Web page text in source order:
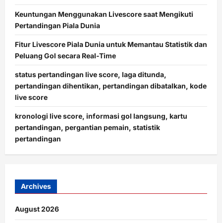
Keuntungan Menggunakan Livescore saat Mengikuti
Pertandingan Piala Dunia
Fitur Livescore Piala Dunia untuk Memantau Statistik dan
Peluang Gol secara Real-Time
status pertandingan live score, laga ditunda,
pertandingan dihentikan, pertandingan dibatalkan, kode
live score
kronologi live score, informasi gol langsung, kartu
pertandingan, pergantian pemain, statistik
pertandingan
Archives
August 2026